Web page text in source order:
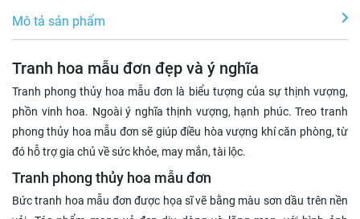
Mô tả sản phẩm
Tranh hoa mẫu đơn đẹp và ý nghĩa
Tranh phong thủy hoa mẫu đơn là biểu tượng của sự thịnh vượng,
phồn vinh hoa. Ngoài ý nghĩa thịnh vượng, hạnh phúc. Treo tranh
phong thủy hoa mẫu đơn sẽ giúp điều hòa vượng khí căn phòng, từ
đó hỗ trợ gia chủ về sức khỏe, may mắn, tài lộc.
Tranh phong thủy hoa mẫu đơn
Bức tranh hoa mẫu đơn được họa sĩ vẽ bằng màu sơn dầu trên nền